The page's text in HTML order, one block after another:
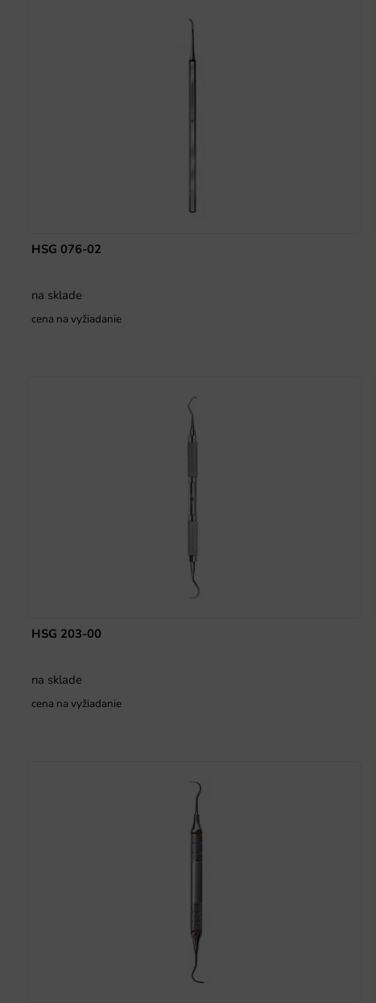
HSG 076-02
na sklade
cena na vyžiadanie
HSG 203-00
na sklade
cena na vyžiadanie